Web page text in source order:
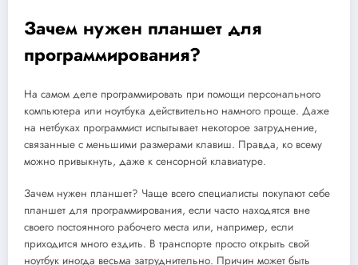
Зачем нужен планшет для
программирования?
На самом деле программировать при помощи персонального
компьютера или ноутбука действительно намного проще. Даже
на нетбуках программист испытывает некоторое затруднение,
связанные с меньшими размерами клавиш. Правда, ко всему
можно привыкнуть, даже к сенсорной клавиатуре.
Зачем нужен планшет? Чаще всего специалисты покупают себе
планшет для программирования, если часто находятся вне
своего постоянного рабочего места или, например, если
приходится много ездить. В транспорте просто открыть свой
ноутбук иногда весьма затруднительно. Причин может быть